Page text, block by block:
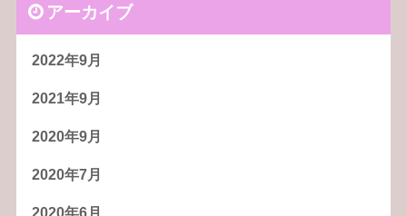
アーカイブ
2022年9月
2021年9月
2020年9月
2020年7月